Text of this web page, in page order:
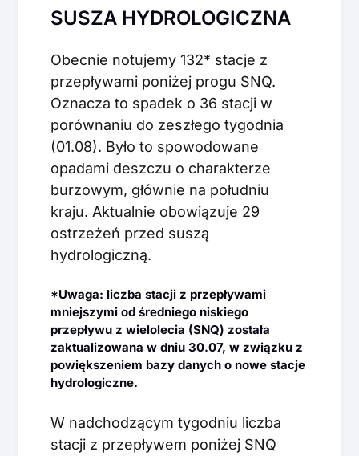
SUSZA HYDROLOGICZNA
Obecnie notujemy 132* stacje z
przepływami poniżej progu SNQ.
Oznacza to spadek o 36 stacji w
porównaniu do zeszłego tygodnia
(01.08). Było to spowodowane
opadami deszczu o charakterze
burzowym, głównie na południu
kraju. Aktualnie obowiązuje 29
ostrzeżeń przed suszą
hydrologiczną.
*Uwaga: liczba stacji z przepływami
mniejszymi od średniego niskiego
przepływu z wielolecia (SNQ) została
zaktualizowana w dniu 30.07, w związku z
powiększeniem bazy danych o nowe stacje
hydrologiczne.
W nadchodzącym tygodniu liczba
stacji z przepływem poniżej SNQ